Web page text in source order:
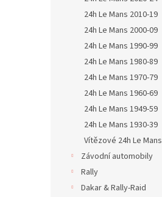
24h Le Mans 2010-19
24h Le Mans 2000-09
24h Le Mans 1990-99
24h Le Mans 1980-89
24h Le Mans 1970-79
24h Le Mans 1960-69
24h Le Mans 1949-59
24h Le Mans 1930-39
Vítězové 24h Le Mans
Závodní automobily
Rally
Dakar & Rally-Raid